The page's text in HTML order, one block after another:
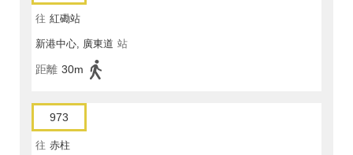
往 紅磡站
新港中心, 廣東道 站
距離 30m
973
往 赤柱